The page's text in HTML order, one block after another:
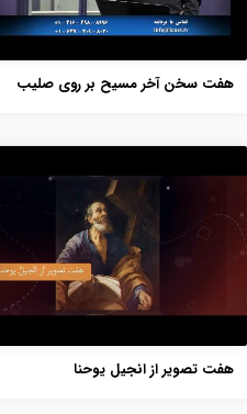
هفت سخن آخر مسیح بر روی صلیب
هفت تصویر از انجیل یوحنا